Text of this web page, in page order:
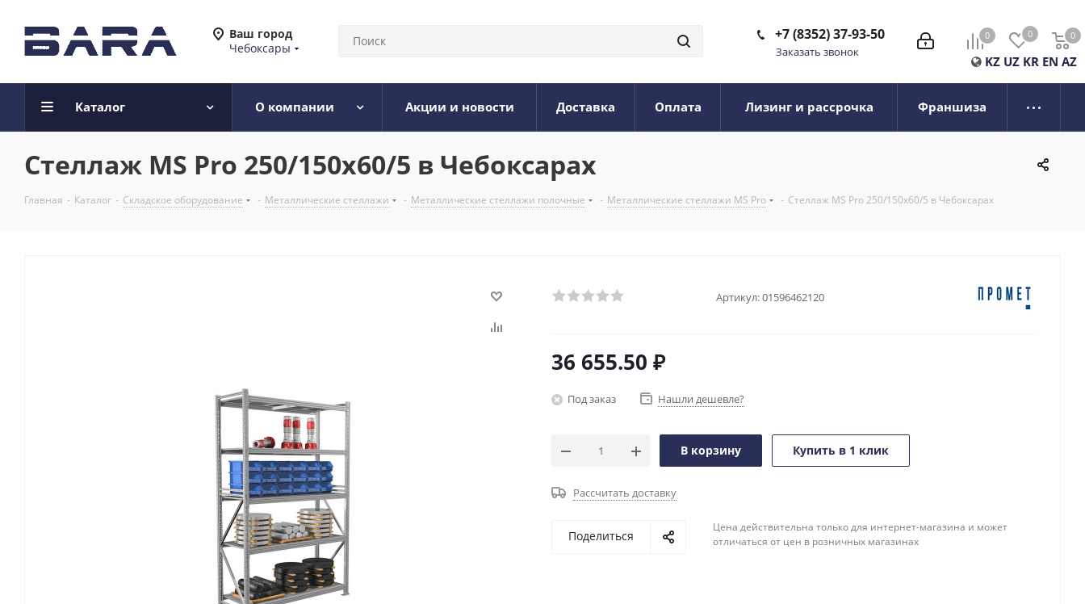
Ваш город
Чебоксары
0 0 0
0
KZ UZ KR EN AZ
+7 (8352) 37-93-50
Заказать звонок
Каталог О компании Акции и новости Доставка Оплата Лизинг и рассрочка Франшиза
Стеллаж MS Pro 250/150x60/5 в Чебоксарах
Главная - Каталог - Складское оборудование - Металлические стеллажи - Металлические стеллажи полочные - Металлические стеллажи MS Pro - Стеллаж MS Pro 250/150x60/5 в Чебоксарах
Артикул:01596462120
36 655.50 ₽
Под заказ Нашли дешевле?
В корзину Купить в 1 клик
Рассчитать доставку
Поделиться
Цена действительна только для интернет-магазина и может
отличаться от цен в розничных магазинах